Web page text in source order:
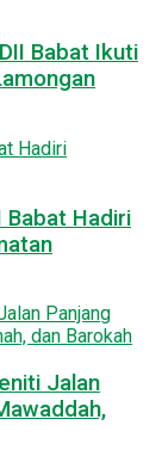
Babat Ikuti
Babat Hadiri
Jalan